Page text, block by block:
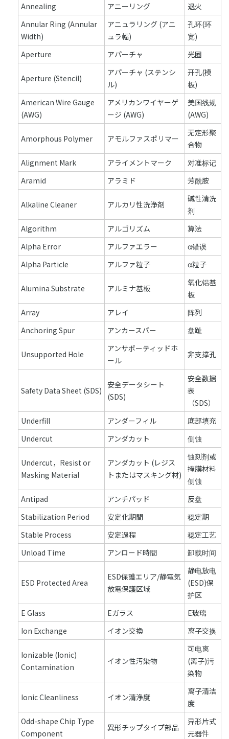
Annealing アニーリング
退火
Annular Ring (Annular
Width)
アニュラリング (アニ
ュラ幅)
孔环(环
宽)
Aperture
アパーチャ 光圈
Aperture (Stencil)
アパーチャ (ステンシ
ル)
开孔(模
板)
American Wire Gauge
(AWG)
アメリカンワイヤーゲ
ージ (AWG)
美国线规
(AWG)
Amorphous Polymer アモルファスポリマー
无定形聚
合物
Alignment Mark
アライメントマーク
对准标记
Aramid
アラミド 芳酰胺
Alkaline Cleaner アルカリ性洗浄剤
碱性清洗
剂
Algorithm
アルゴリズム
算法
Alpha Error
アルファエラー
α错误
Alpha Particle
アルファ粒子 α粒子
Alumina Substrate アルミナ基板
氧化铝基
板
Array
アレイ
阵列
Anchoring Spur
アンカースパー 盘趾
Unsupported Hole
アンサポーティッドホ
ール
非支撑孔
Safety Data Sheet (SDS)
安全データシート
(SDS)
安全数据
表
（SDS）
Underfill
アンダーフィル
底部填充
Undercut
アンダカット 侧蚀
Undercut，Resist or
Masking Material
アンダカット (レジス
トまたはマスキング材)
蚀刻剂或
掩膜材料
侧蚀
Antipad
アンチパッド
反盘
Stabilization Period
安定化期間
稳定期
Stable Process
安定過程
稳定工艺
Unload Time
アンロード時間 卸载时间
ESD Protected Area
ESD保護エリア/静電気
放電保護区域
静电放电
(ESD)保
护区
E Glass
Eガラス
E玻璃
Ion Exchange
イオン交換 离子交换
Ionizable (Ionic)
Contamination
イオン性汚染物
可电离
(离子)污
染物
Ionic Cleanliness イオン清浄度
离子清洁
度
Odd-shape Chip Type
Component
異形チップタイプ部品
异形片式
元器件